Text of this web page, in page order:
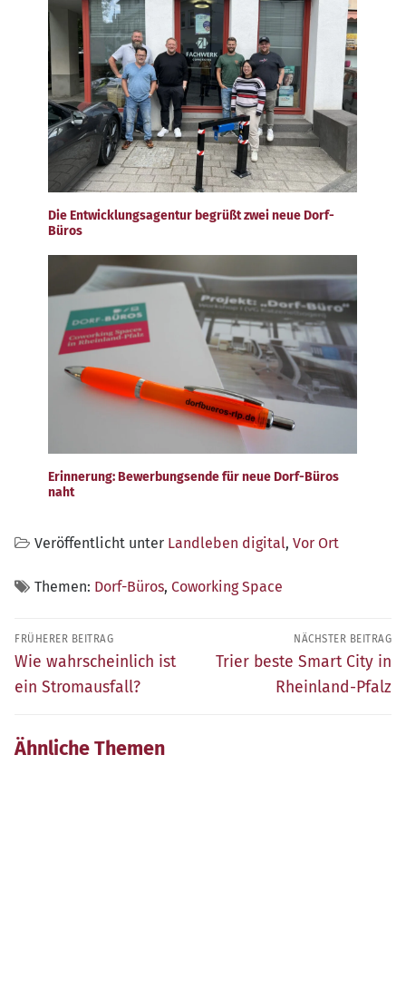
Die Entwicklungsagentur begrüßt zwei neue Dorf-
Büros
Erinnerung: Bewerbungsende für neue Dorf-Büros
naht
Veröffentlicht unter Landleben digital, Vor Ort
Themen: Dorf-Büros, Coworking Space
Beitragsnavigation
FRÜHERER BEITRAG
Früherer
Beitrag:
Wie wahrscheinlich ist
ein Stromausfall?
NÄCHSTER BEITRAG
Nächster
Trier beste Smart City in
Rheinland-Pfalz
Ähnliche Themen